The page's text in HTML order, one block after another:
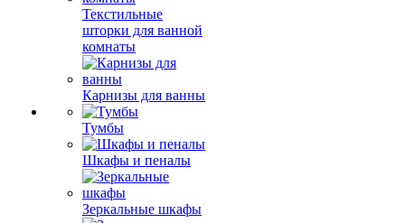
Текстильные
шторки для ванной
комнаты
Карнизы для ванны
Тумбы
Шкафы и пеналы
Зеркальные шкафы